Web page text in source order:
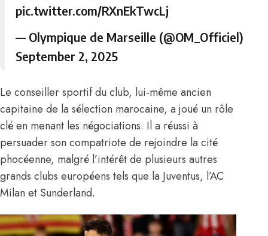
pic.twitter.com/RXnEkTwcLj
— Olympique de Marseille (@OM_Officiel)
September 2, 2025
Le conseiller sportif du club, lui-même ancien
capitaine de la sélection marocaine, a joué un rôle
clé en menant les négociations. Il a réussi à
persuader son compatriote de rejoindre la cité
phocéenne, malgré l’intérêt de plusieurs autres
grands clubs européens tels que la Juventus, l’AC
Milan et Sunderland.